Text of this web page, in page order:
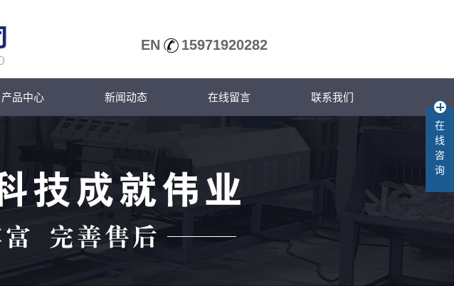
EN 15971920282
产品中心
腐蚀性物品运输车
化工储罐系列
险品厢式车系列
冷藏车系列
新闻动态
行业新规
技术知识
在线留言 联系我们
在
线
咨
询